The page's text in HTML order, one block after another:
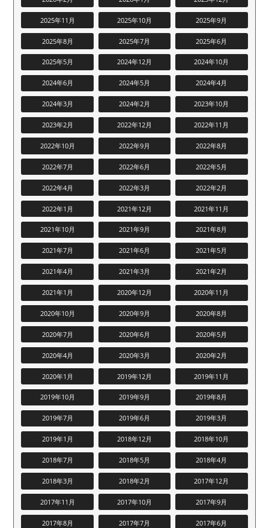
2025年11月 2025年10月 2025年9月
2025年8月 2025年7月 2025年6月
2025年5月 2024年12月 2024年10月
2024年6月 2024年5月 2024年4月
2024年3月 2024年2月 2023年10月
2023年2月 2022年12月 2022年11月
2022年10月 2022年9月 2022年8月
2022年7月 2022年6月 2022年5月
2022年4月 2022年3月 2022年2月
2022年1月 2021年12月 2021年11月
2021年10月 2021年9月 2021年8月
2021年7月 2021年6月 2021年5月
2021年4月 2021年3月 2021年2月
2021年1月 2020年12月 2020年11月
2020年10月 2020年9月 2020年8月
2020年7月 2020年6月 2020年5月
2020年4月 2020年3月 2020年2月
2020年1月 2019年12月 2019年11月
2019年10月 2019年9月 2019年8月
2019年7月 2019年6月 2019年3月
2019年1月 2018年12月 2018年10月
2018年7月 2018年5月 2018年4月
2018年3月 2018年2月 2017年12月
2017年11月 2017年10月 2017年9月
2017年8月 2017年7月 2017年6月